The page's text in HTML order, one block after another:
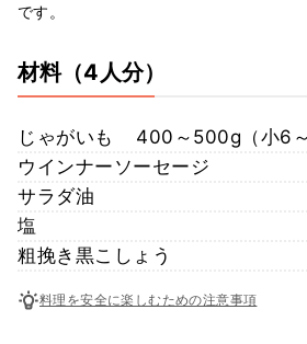
です。
材料（4人分）
じゃがいも
400～500g（小6
ウインナーソーセージ
サラダ油
塩
粗挽き黒こしょう
料理を安全に楽しむための注意事項